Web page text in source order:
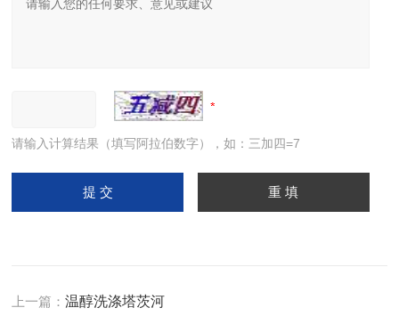
请输入计算结果（填写阿拉伯数字），如：三加四=7
上一篇：温醇洗涤塔茨河